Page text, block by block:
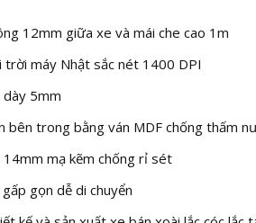
12mm giữa xe và mái che cao 1m
trời máy Nhật sắc nét 1400 DPI
5mm
trong bằng ván MDF chống thấm
mạ kẽm chống rỉ sét
gọn dễ di chuyển